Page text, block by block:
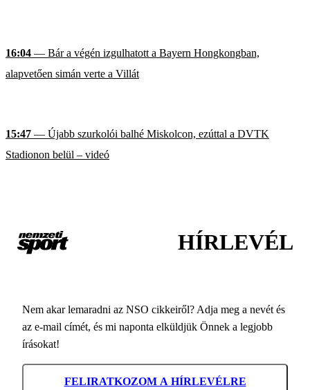
16:04 — Bár a végén izgulhatott a Bayern Hongkongban,
alapvetően simán verte a Villát
15:47 — Újabb szurkolói balhé Miskolcon, ezúttal a DVTK
Stadionon belül – videó
HÍRLEVÉL
Nem akar lemaradni az NSO cikkeiről? Adja meg a nevét és
az e-mail címét, és mi naponta elküldjük Önnek a legjobb
írásokat!
FELIRATKOZOM A HÍRLEVÉLRE